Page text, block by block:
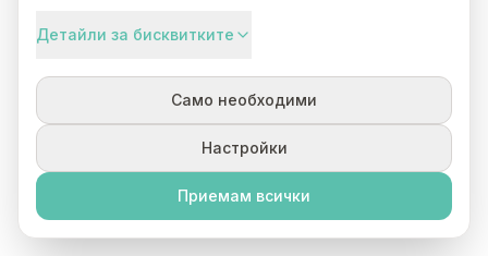
Детайли за бисквитките
Само необходими
Настройки
Приемам всички